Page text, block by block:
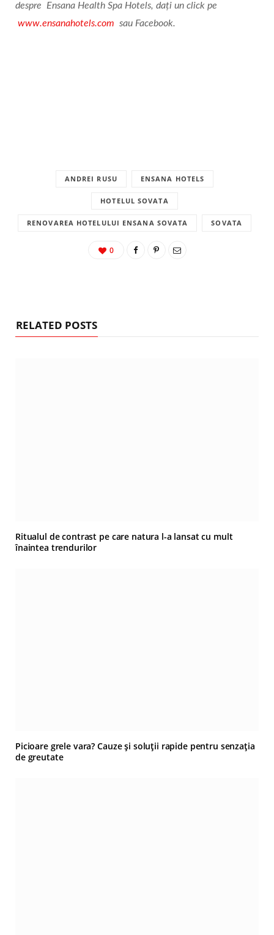
despre Ensana Health Spa Hotels, dați un click pe
www.ensanahotels.com sau Facebook.
ANDREI RUSU ENSANA HOTELS
HOTELUL SOVATA
RENOVAREA HOTELULUI ENSANA SOVATA SOVATA
0
RELATED POSTS
Ritualul de contrast pe care natura l-a lansat cu mult
înaintea trendurilor
Picioare grele vara? Cauze și soluții rapide pentru senzația
de greutate